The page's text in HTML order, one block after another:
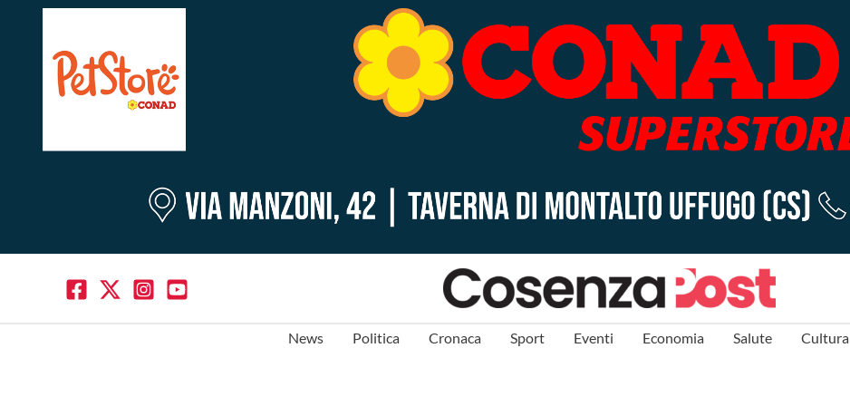
News Politica Cronaca Sport Eventi Economia Salute Cultura